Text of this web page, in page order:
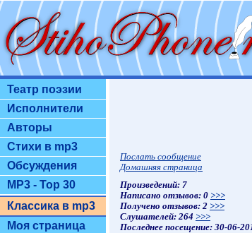
Театр поэзии
Исполнители
Авторы
Стихи в mp3
Обсуждения
MP3 - Top 30
Классика в mp3
Моя страница
Послать сообщение
Домашняя страница
Произведений: 7
Написано отзывов: 0 >>>
Получено отзывов: 2 >>>
Слушателей: 264 >>>
Последнее посещение: 30-06-